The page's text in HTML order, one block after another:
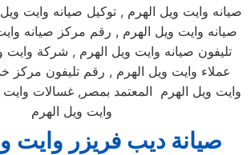
صيانه وايت ويل الهرم , توكيل صيانه وايت
صيانه وايت ويل الهرم , رقم مركز صيانه
تليفون صيانه وايت ويل الهرم , شركة وايت
عملاء وايت ويل الهرم , رقم تليفون مركز
وايت ويل الهرم المعتمد بمصر, غسالات وايت
وايت ويل الهرم
صيانة ديب فريزر وايت